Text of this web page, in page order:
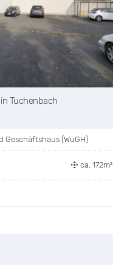
Tuchenbach
(WuGH)
ca.